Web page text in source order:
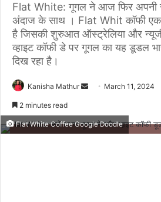
Flat White: गूगल ने आज फिर अपनी
अंदाज के साथ । Flat Whit कॉफी एक
है जिसकी शुरुआत ऑस्ट्रेलिया और
व्हाइट कॉफी डे पर गूगल का यह डूडल
दिख रहा है।
Kanisha Mathur
Send
email
March 11, 2024
2 minutes read
Flat White Coffee Google Doodle